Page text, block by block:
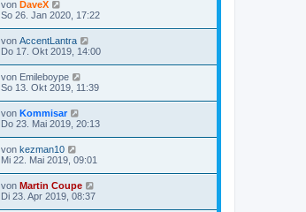
von DaveX
So 26. Jan 2020, 17:22
von AccentLantra
Do 17. Okt 2019, 14:00
von Emileboype
So 13. Okt 2019, 11:39
von Kommisar
Do 23. Mai 2019, 20:13
von kezman10
Mi 22. Mai 2019, 09:01
von Martin Coupe
Di 23. Apr 2019, 08:37